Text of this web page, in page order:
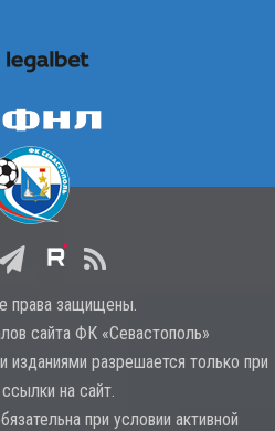
права защищены.
сайта ФК «Севастополь»
разрешается только при
на сайт.
при условии активной